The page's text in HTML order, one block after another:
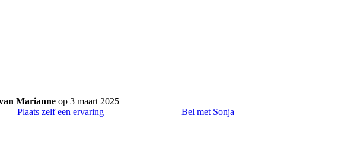
Marianne op 3 maart 2025
Plaats zelf een ervaring
Bel met Sonja